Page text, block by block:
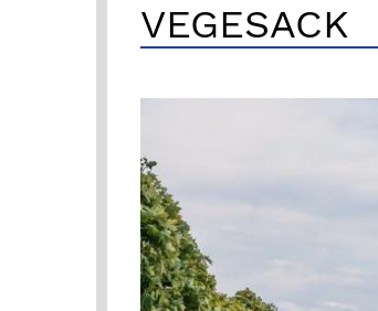
VEGESACK